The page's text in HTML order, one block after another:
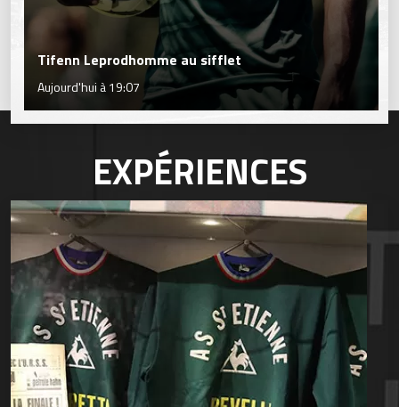
Tifenn Leprodhomme au sifflet
Aujourd'hui à 19:07
EXPÉRIENCES